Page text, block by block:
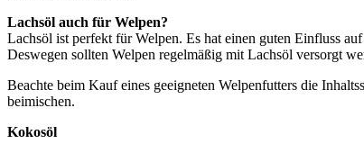
Lachsöl auch für Welpen?
Lachsöl ist perfekt für Welpen. Es hat einen guten Einfluss
Deswegen sollten Welpen regelmäßig mit Lachsöl versorgt
Beachte beim Kauf eines geeigneten Welpenfutters die
beimischen.
Kokosöl